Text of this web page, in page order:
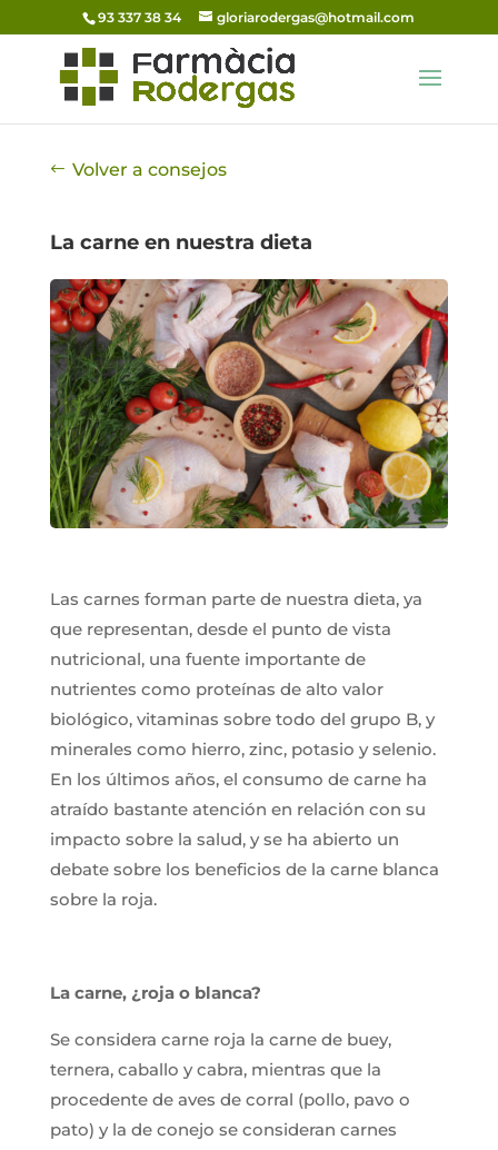
93 337 38 34 gloriarodergas@hotmail.com
Volver a consejos
La carne en nuestra dieta
Las carnes forman parte de nuestra dieta, ya
que representan, desde el punto de vista
nutricional, una fuente importante de
nutrientes como proteínas de alto valor
biológico, vitaminas sobre todo del grupo B, y
minerales como hierro, zinc, potasio y selenio.
En los últimos años, el consumo de carne ha
atraído bastante atención en relación con su
impacto sobre la salud, y se ha abierto un
debate sobre los beneficios de la carne blanca
sobre la roja.
La carne, ¿roja o blanca?
Se considera carne roja la carne de buey,
ternera, caballo y cabra, mientras que la
procedente de aves de corral (pollo, pavo o
pato) y la de conejo se consideran carnes